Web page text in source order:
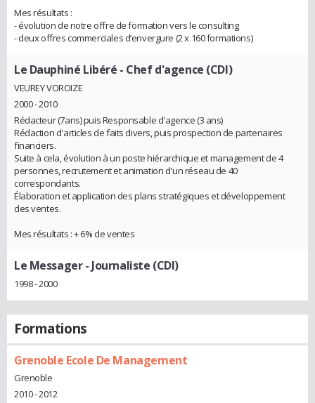
Mes résultats :
- évolution de notre offre de formation vers le consulting
- deux offres commerciales d’envergure (2 x 160 formations)
Le Dauphiné Libéré - Chef d'agence (CDI)
VEUREY VOROIZE
2000 - 2010
Rédacteur (7ans) puis Responsable d'agence (3 ans)
Rédaction d'articles de faits divers, puis prospection de partenaires
financiers.
Suite à cela, évolution à un poste hiérarchique et management de 4
personnes, recrutement et animation d'un réseau de 40
correspondants.
Élaboration et application des plans stratégiques et développement
des ventes.
Mes résultats : + 6% de ventes
Le Messager- Journaliste (CDI)
1998 - 2000
Formations
Grenoble Ecole De Management
Grenoble
2010 - 2012